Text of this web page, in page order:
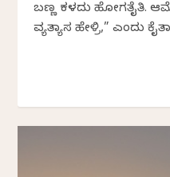
ಬಣ್ಣ ಕಳದು ಹೋಗತೈತಿ.
ವ್ಯತ್ಯಾಸ ಹೇಳ್ರಿ,” ಎಂದು